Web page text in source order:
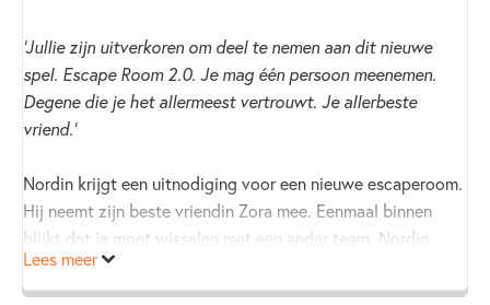
'Jullie zijn uitverkoren om deel te nemen aan dit nieuwe
spel. Escape Room 2.0. Je mag één persoon meenemen.
Degene die je het allermeest vertrouwt. Je allerbeste
vriend.’
Nordin krijgt een uitnodiging voor een nieuwe escaperoom.
Hij neemt zijn beste vriendin Zora mee. Eenmaal binnen
blijkt dat je moet wisselen met een ander team. Nordin
moet niet samen, maar tégen Zora spelen. Wat moet je
doen als je beste vriend plotseling je grootste
Lees meer